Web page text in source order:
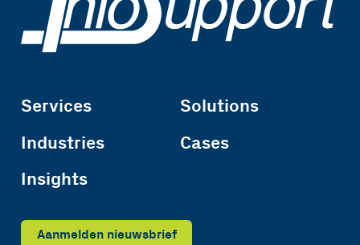
Services
Solutions
Industries
Cases
Insights
Aanmelden nieuwsbrief